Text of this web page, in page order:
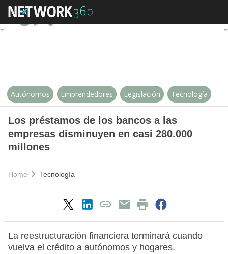
Los préstamos de los bancos a
Autónomos Emprendedores Legislación Tecnología
Los préstamos de los bancos a las
empresas disminuyen en casi 280.000
millones
Home Tecnología
La reestructuración financiera terminará cuando
vuelva el crédito a autónomos y hogares.